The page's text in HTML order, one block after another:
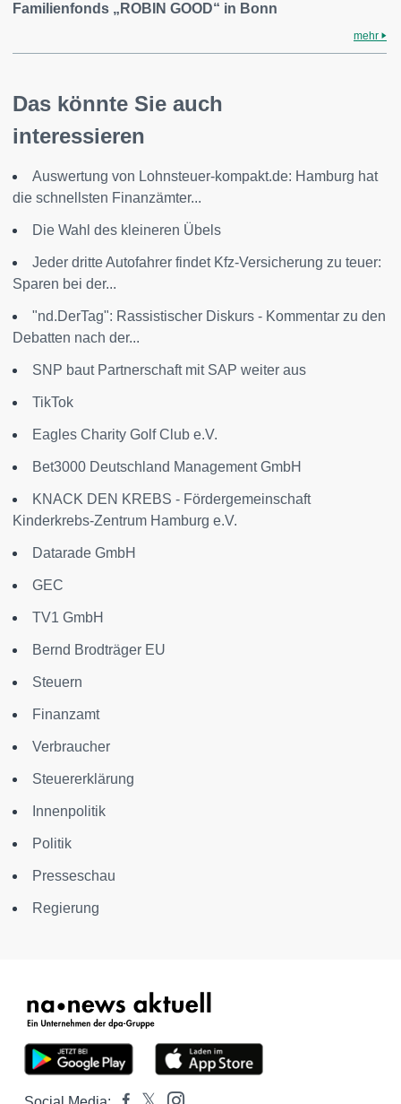
Familienfonds „ROBIN GOOD“ in Bonn
mehr
Das könnte Sie auch
interessieren
Auswertung von Lohnsteuer-kompakt.de: Hamburg hat
die schnellsten Finanzämter...
Die Wahl des kleineren Übels
Jeder dritte Autofahrer findet Kfz-Versicherung zu teuer:
Sparen bei der...
"nd.DerTag": Rassistischer Diskurs - Kommentar zu den
Debatten nach der...
SNP baut Partnerschaft mit SAP weiter aus
TikTok
Eagles Charity Golf Club e.V.
Bet3000 Deutschland Management GmbH
KNACK DEN KREBS - Fördergemeinschaft
Kinderkrebs-Zentrum Hamburg e.V.
Datarade GmbH
GEC
TV1 GmbH
Bernd Brodträger EU
Steuern
Finanzamt
Verbraucher
Steuererklärung
Innenpolitik
Politik
Presseschau
Regierung